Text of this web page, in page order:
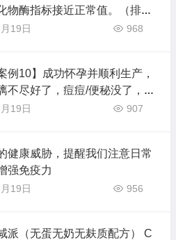
物酶指标接近正常值。（排毒
粒肿，口腔溃疡，唇疱疹，耳
唇/手背干燥，脱发，忌口难
19日 968
例10】成功怀孕并顺利生产，
不尽好了，痘痘/便秘没了，很
，心情变平和，遇事有力量面
19日 907
健康威胁，提醒我们注意日常
强免疫力
19日 956
派（无蛋无奶无麸质配方） C